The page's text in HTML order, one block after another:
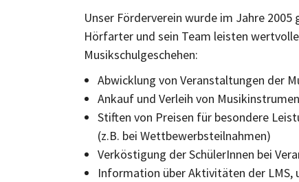
Unser Förderverein wurde im Jahre 2005
Hörfarter und sein Team leisten
Musikschulgeschehen:
Abwicklung von Veranstaltungen der
Ankauf und Verleih von
Stiften von Preisen für besondere
(z.B. bei Wettbewerbsteilnahmen)
Verköstigung der SchülerInnen bei
Information über Aktivitäten der LMS,